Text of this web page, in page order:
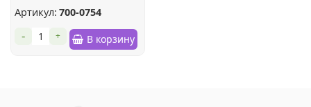
Артикул: 700-0754
+
- В корзину